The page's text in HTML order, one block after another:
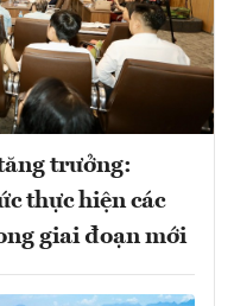
trưởng:
thực hiện các
giai đoạn mới